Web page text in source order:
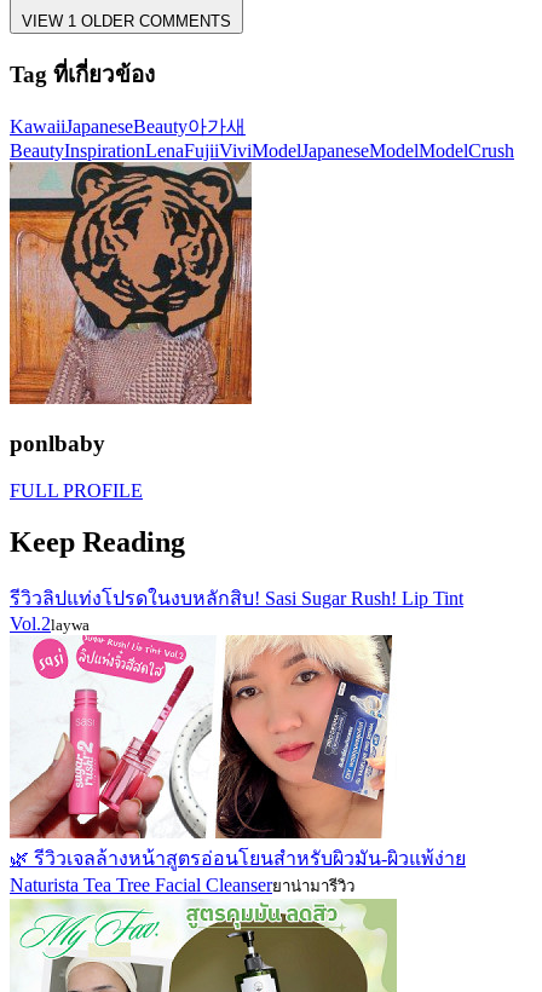
VIEW 1 OLDER COMMENTS
Tag ที่เกี่ยวข้อง
KawaiiJapaneseBeauty아가새
BeautyInspirationLenaFujiiViviModelJapaneseModelModelCrush
ponlbaby
FULL PROFILE
Keep Reading
รีวิวลิปแท่งโปรดในงบหลักสิบ! Sasi Sugar Rush! Lip Tint
Vol.2laywa
🌿 รีวิวเจลล้างหน้าสูตรอ่อนโยนสำหรับผิวมัน-ผิวแพ้ง่าย
Naturista Tea Tree Facial Cleanserยาน่ามารีวิว